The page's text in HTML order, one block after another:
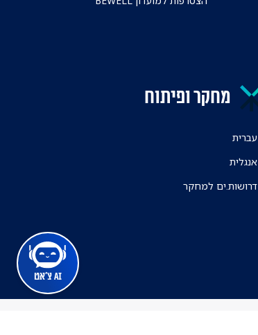
AI צ'אט
מחקר ופיתוח
עברית
אנגלית
דרושות.ים למחקר